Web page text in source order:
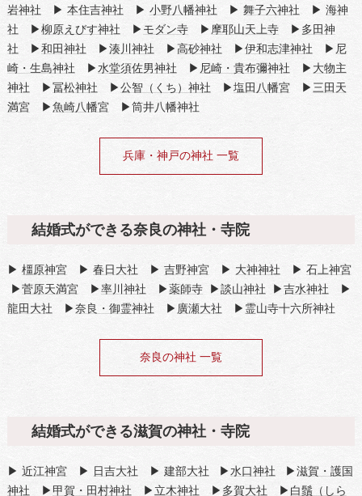
岩神社 ▶ 本住吉神社 ▶ 小野八幡神社 ▶ 舞子六神社 ▶ 海神
社 ▶ 柳原えびす神社 ▶ モダン寺▶ 摩耶山天上寺▶ 多田神
社 ▶ 和田神社 ▶ 湊川神社 ▶ 高砂神社 ▶ 伊和志津神社 ▶ 尼
崎・生島神社 ▶ 水堂須佐男神社 ▶ 尼崎・貴布彌神社 ▶ 大物主
神社 ▶ 冨松神社 ▶ 公智（くち）神社 ▶ 塩田八幡宮▶ 三田天
満宮▶ 魚崎八幡宮▶筒井八幡神社
兵庫・神戸の神社 一覧
結婚式ができる奈良の神社・寺院
▶ 橿原神宮▶ 春日大社 ▶ 吉野神宮▶ 大神神社 ▶ 石上神宮
▶ 菅原天満宮▶ 率川神社 ▶ 薬師寺▶ 談山神社 ▶ 吉水神社 ▶
龍田大社 ▶ 奈良・御霊神社 ▶ 廣瀬大社 ▶霊山寺十六所神社
奈良の神社 一覧
結婚式ができる滋賀の神社・寺院
▶ 近江神宮▶ 日吉大社 ▶ 建部大社 ▶ 水口神社 ▶ 滋賀・護国
神社 ▶ 甲賀・田村神社 ▶ 立木神社 ▶ 多賀大社 ▶ 白鬚（しら